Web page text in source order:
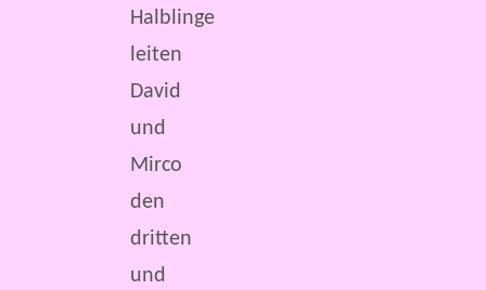
Halblinge
leiten
David
und
Mirco
den
dritten
und